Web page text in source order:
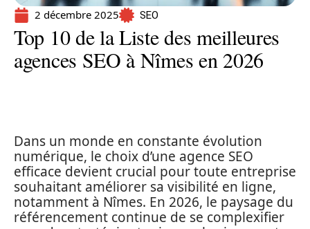
2 décembre 2025 SEO
Top 10 de la Liste des meilleures
agences SEO à Nîmes en 2026
Dans un monde en constante évolution
numérique, le choix d’une agence SEO
efficace devient crucial pour toute entreprise
souhaitant améliorer sa visibilité en ligne,
notamment à Nîmes. En 2026, le paysage du
référencement continue de se complexifier